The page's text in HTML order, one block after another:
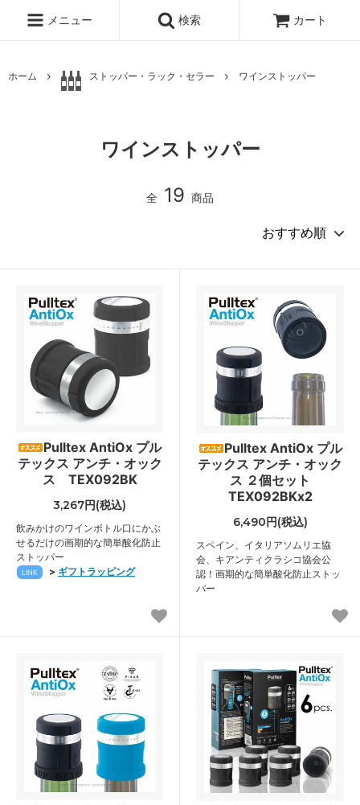
メニュー 検索 カート
ホーム ストッパー・ラック・セラー ワインストッパー
ワインストッパー
全 19 商品
Pulltex AntiOx プル
テックス アンチ・オック
ス TEX092BK
3,267円(税込)
飲みかけのワインボトル口にかぶ
せるだけの画期的な簡単酸化防止
ストッパー
LINK > ギフトラッピング
Pulltex AntiOx プル
テックス アンチ・オック
ス ２個セット
TEX092BKx2
6,490円(税込)
スペイン、イタリアソムリエ協
会、キアンティクラシコ協会公
認！画期的な簡単酸化防止ストッ
パー